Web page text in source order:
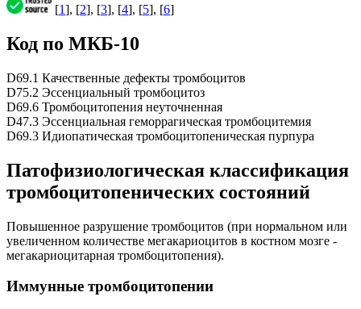
[1], [2], [3], [4], [5], [6]
Код по МКБ-10
D69.1 Качественные дефекты тромбоцитов
D75.2 Эссенциальный тромбоцитоз
D69.6 Тромбоцитопения неуточненная
D47.3 Эссенциальная геморрагическая тромбоцитемия
D69.3 Идиопатическая тромбоцитопеническая пурпура
Патофизиологическая классификация
тромбоцитопенических состояний
Повышенное разрушение тромбоцитов (при нормальном или
увеличенном количестве мегакариоцитов в костном мозге -
мегакариоцитарная тромбоцитопения).
Иммунные тромбоцитопении